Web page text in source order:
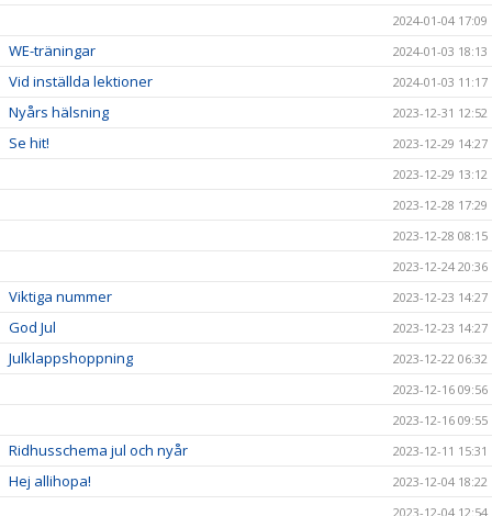
2024-01-04 17:09
WE-träningar 2024-01-03 18:13
Vid inställda lektioner 2024-01-03 11:17
Nyårs hälsning 2023-12-31 12:52
Se hit!
2023-12-29 14:27
2023-12-29 13:12
2023-12-28 17:29
2023-12-28 08:15
2023-12-24 20:36
Viktiga nummer 2023-12-23 14:27
God Jul 2023-12-23 14:27
Julklappshoppning
2023-12-22 06:32
2023-12-16 09:56
2023-12-16 09:55
Ridhusschema jul och nyår 2023-12-11 15:31
Hej allihopa!
2023-12-04 18:22
2023-12-04 12:54